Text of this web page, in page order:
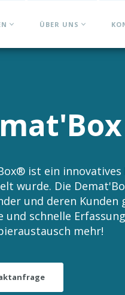
ÜBER UNS
ist ein innovatives
wurde. Die
und deren Kunden
und schnelle
mehr!